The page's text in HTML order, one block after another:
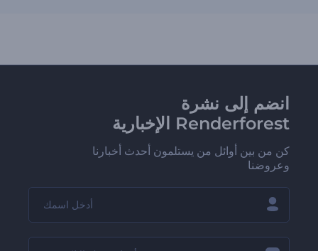
انضم إلى نشرة
Renderforest الإخبارية
كن من بين أوائل من يستلمون أحدث أخبارنا
وعروضنا